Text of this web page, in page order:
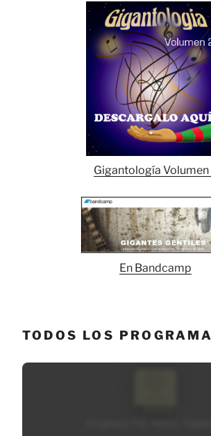
Gigantología Volumen
En Bandcamp
TODOS LOS